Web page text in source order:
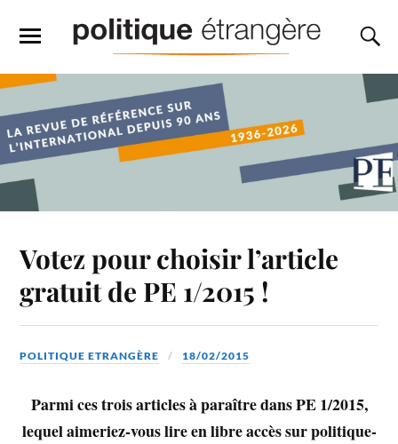
Votez pour choisir l’article
gratuit de PE 1/2015 !
POLITIQUE ETRANGÈRE 18/02/2015
Parmi ces trois articles à paraître dans PE 1/2015,
lequel aimeriez-vous lire en libre accès sur politique-